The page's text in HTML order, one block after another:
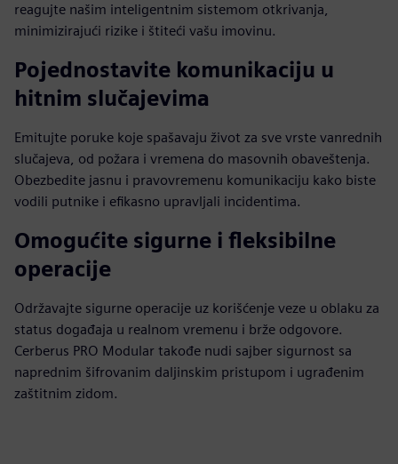
reagujte našim inteligentnim sistemom otkrivanja,
minimizirajući rizike i štiteći vašu imovinu.
Pojednostavite komunikaciju u
hitnim slučajevima
Emitujte poruke koje spašavaju život za sve vrste vanrednih
slučajeva, od požara i vremena do masovnih obaveštenja.
Obezbedite jasnu i pravovremenu komunikaciju kako biste
vodili putnike i efikasno upravljali incidentima.
Omogućite sigurne i fleksibilne
operacije
Održavajte sigurne operacije uz korišćenje veze u oblaku za
status događaja u realnom vremenu i brže odgovore.
Cerberus PRO Modular takođe nudi sajber sigurnost sa
naprednim šifrovanim daljinskim pristupom i ugrađenim
zaštitnim zidom.